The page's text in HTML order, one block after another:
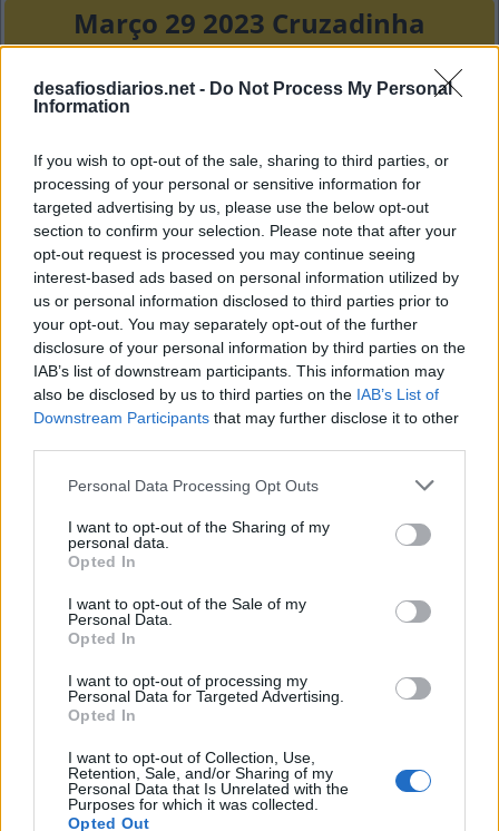
desafiosdiarios.net - Do Not Process My Personal
Information
If you wish to opt-out of the sale, sharing to third parties, or
processing of your personal or sensitive information for
targeted advertising by us, please use the below opt-out
section to confirm your selection. Please note that after your
opt-out request is processed you may continue seeing
interest-based ads based on personal information utilized by
us or personal information disclosed to third parties prior to
your opt-out. You may separately opt-out of the further
disclosure of your personal information by third parties on the
IAB’s list of downstream participants. This information may
also be disclosed by us to third parties on the IAB’s List of
Downstream Participants that may further disclose it to other
Personal Data Processing Opt Outs
I want to opt-out of the Sharing of my
personal data.
Opted In
I want to opt-out of the Sale of my
Personal Data.
Opted In
I want to opt-out of processing my
Personal Data for Targeted Advertising.
Opted In
I want to opt-out of Collection, Use,
Retention, Sale, and/or Sharing of my
Personal Data that Is Unrelated with the
Purposes for which it was collected.
Opted Out
Março 29 2023 Cruzadinha
S A C
C
E G A
S
P
A R A
R
S
U E D
E
C
A R O S
Meus __ amigos, álbum de 1976 de Chico Buarque:
C
A R O
S
Cessar de se movimentar, reduzir velocidade a zero:
P
A R A
R
Partido político cujo símbolo é um peixe
S
C
A C R
O
Nuvem de armazenamento on-line (ing.)
L O U
O John que codirigiu A Revolução dos Bichos
A L A
S